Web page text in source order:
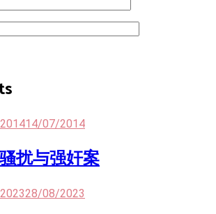
14/07/2014
扰与强奸案
28/08/2023